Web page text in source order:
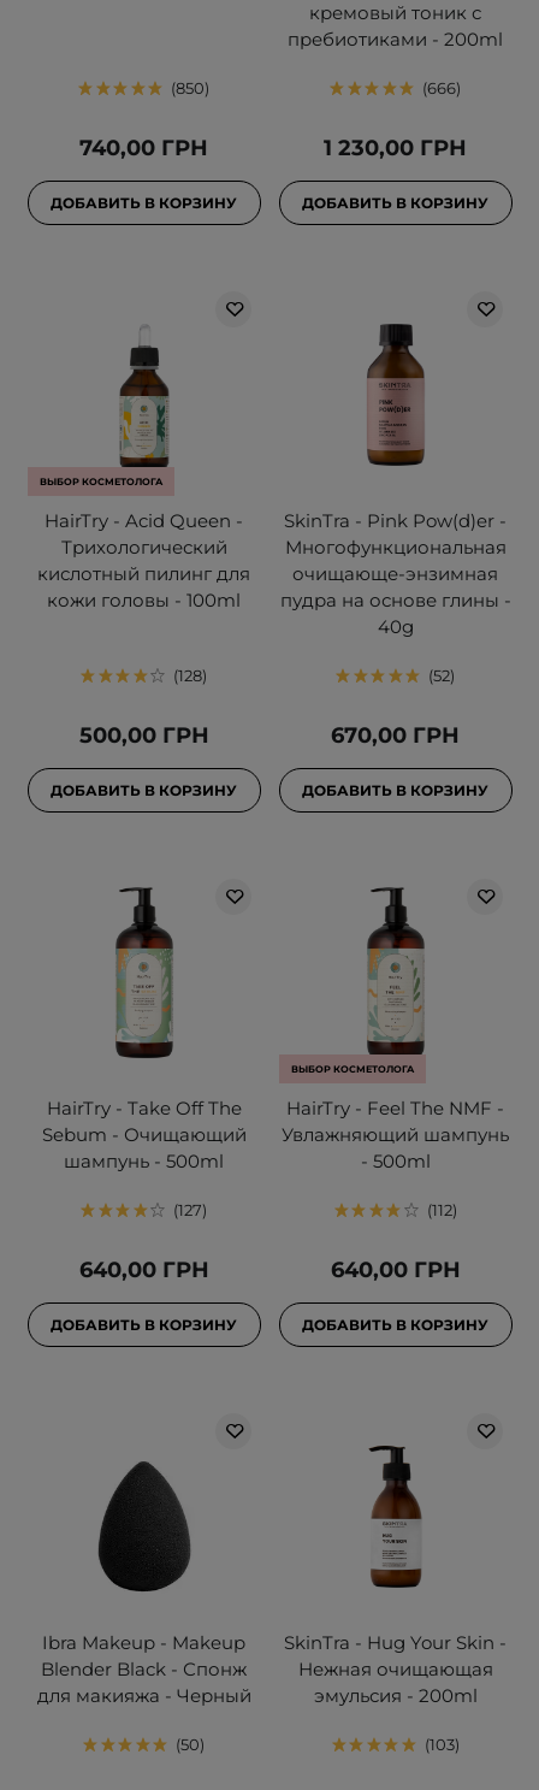
850
740,00 ГРН
ДОБАВИТЬ В КОРЗИНУ
кремовый тоник с
пребиотиками - 200ml
666
1 230,00 ГРН
ДОБАВИТЬ В КОРЗИНУ
ВЫБОР КОСМЕТОЛОГА
HairTry - Acid Queen -
Трихологический
кислотный пилинг для
кожи головы - 100ml
128
500,00 ГРН
ДОБАВИТЬ В КОРЗИНУ
SkinTra - Pink Pow(d)er -
Многофункциональная
очищающе-энзимная
пудра на основе глины -
40g
52
670,00 ГРН
ДОБАВИТЬ В КОРЗИНУ
HairTry - Take Off The
Sebum - Очищающий
шампунь - 500ml
127
640,00 ГРН
ДОБАВИТЬ В КОРЗИНУ
ВЫБОР КОСМЕТОЛОГА
HairTry - Feel The NMF -
Увлажняющий шампунь
- 500ml
112
640,00 ГРН
ДОБАВИТЬ В КОРЗИНУ
Ibra Makeup - Makeup
Blender Black - Спонж
для макияжа - Черный
50
SkinTra - Hug Your Skin -
Нежная очищающая
эмульсия - 200ml
103